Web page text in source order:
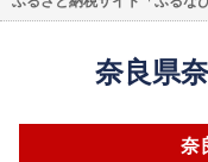
奈良県
奈